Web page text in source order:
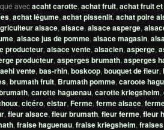
avecacaht carotte, achat fruit, achat fruit
, achat légume, achat pissenlit, achat poire
alsace, alsace, alsace asperge,
, alsace jus de pomme, alsace magasin,
producteur, alsace vente, alsacien, asperge,
producteur, asperges brumath, asperges
vente, bas-rhin, boskoop, bouquet de fleur,
, brumath fruit, Brumath pomme, caroote
, carotte haguenau, carotte kriegsheim,
, cicéro, elstar, Ferme, ferme alsace,
, fleur alsace, fleur brumath, fleur ferme, fleur
, fraise haguenau, fraise kriegsheim, fraises